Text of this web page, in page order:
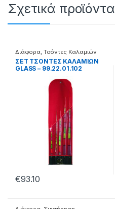
Σχετικά προϊόντα
Διάφορα Τσόντες Καλαμιών
ΣΕΤ ΤΣΟΝΤΕΣ ΚΑΛΑΜΙΩΝ
GLASS – 99.22.01.102
€93.10